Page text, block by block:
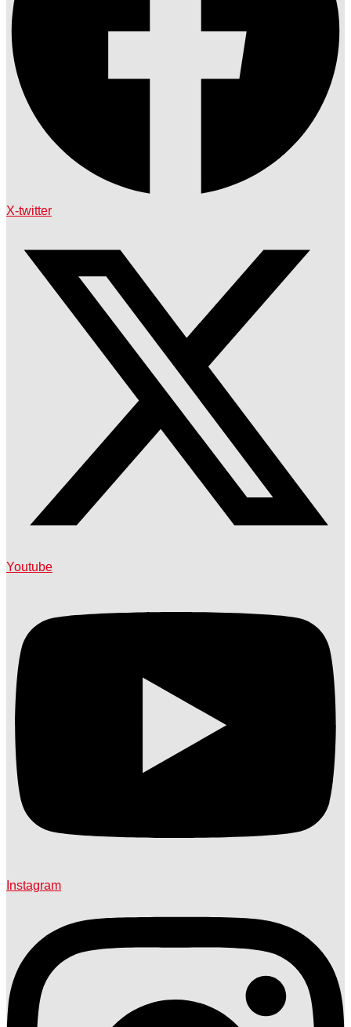
X-twitter
Youtube
Instagram